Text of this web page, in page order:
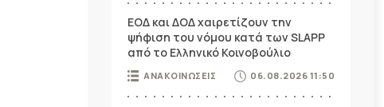
ΕΟΔ και ΔΟΔ χαιρετίζουν την
ψήφιση του νόμου κατά των SLAPP
από το Ελληνικό Κοινοβούλιο
ΑΝΑΚΟΙΝΩΣΕΙΣ 06.08.2026 11:50